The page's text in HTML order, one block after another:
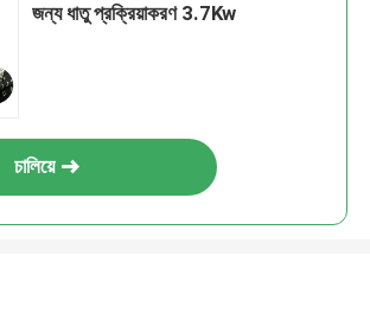
জন্য ধাতু প্রক্রিয়াকরণ 3.7Kw
চালিয়ে